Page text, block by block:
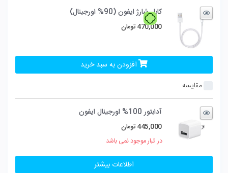
کابل شارژ ایفون (90% اورجینال)
470,000 تومان
افزودن به سبد خرید
مقایسه
آدابتور 100% اورجینال ایفون
445,000 تومان
در انبار موجود نمی باشد
اطلاعات بیشتر